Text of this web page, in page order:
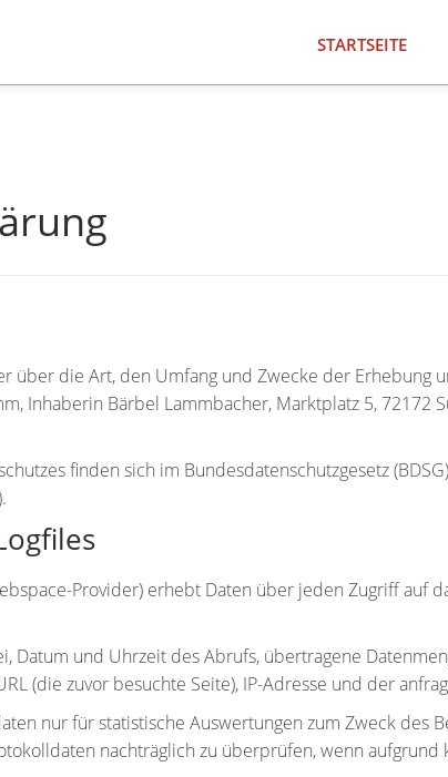
STARTSEITE
über die Art, den Umfang und Zwecke der Erhebung
Inhaberin Bärbel Lammbacher, Marktplatz 5, 72172
finden sich im Bundesdatenschutzgesetz
Provider) erhebt Daten über jeden Zugriff auf
Datum und Uhrzeit des Abrufs, übertragene
(die zuvor besuchte Seite), IP-Adresse und der
nur für statistische Auswertungen zum Zweck des
nachträglich zu überprüfen, wenn